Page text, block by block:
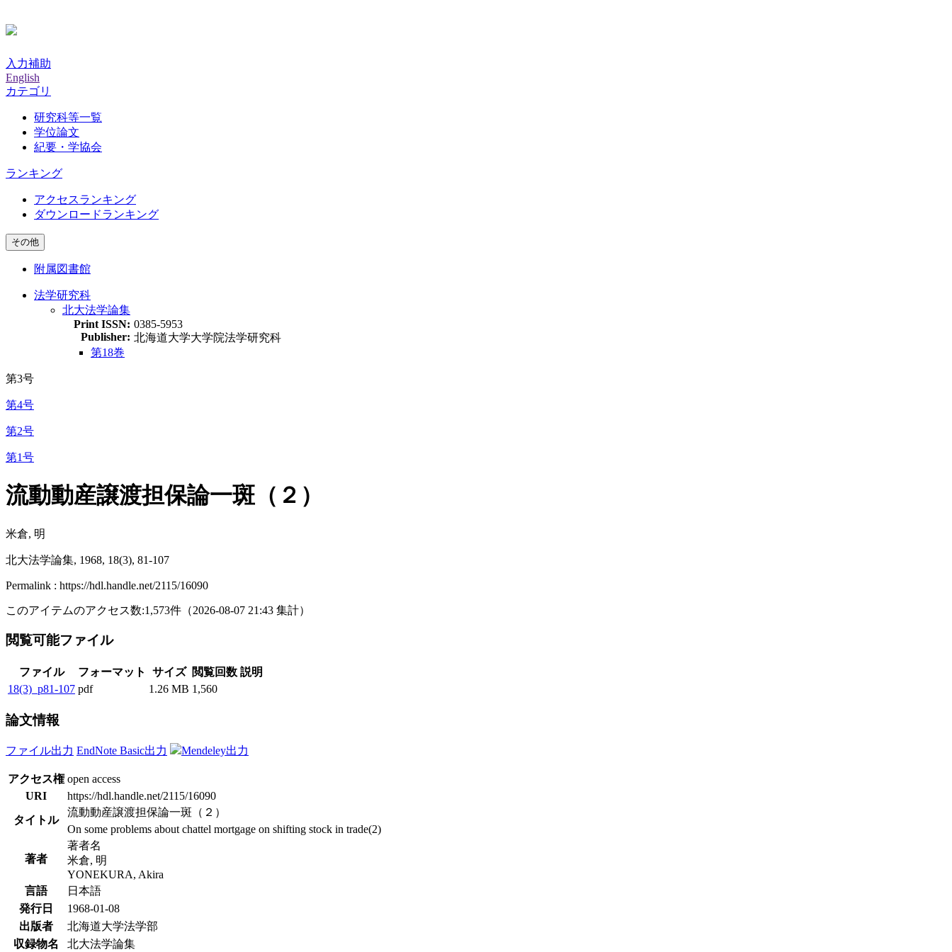
入力補助
English
カテゴリ
研究科等一覧
学位論文
紀要・学協会
ランキング
アクセスランキング
ダウンロードランキング
その他
附属図書館
法学研究科
北大法学論集
Print ISSN: 0385-5953
Publisher: 北海道大学大学院法学研究科
第18巻
第3号
第4号
第2号
第1号
流動動産譲渡担保論一斑（２）
米倉, 明
北大法学論集, 1968, 18(3), 81-107
Permalink : https://hdl.handle.net/2115/16090
このアイテムのアクセス数:1,573件 （2026-08-07 21:43 集計）
閲覧可能ファイル
ファイル フォーマット サイズ 閲覧回数 説明
18(3)_p81-107 pdf 1.26 MB 1,560
論文情報
ファイル出力 EndNote Basic出力 Mendeley出力
アクセス権 open access
URI
https://hdl.handle.net/2115/16090
タイトル
流動動産譲渡担保論一斑（２）
On some problems about chattel mortgage on shifting stock in trade(2)
著者
著者名
米倉, 明
YONEKURA, Akira
言語
日本語
発行日
1968-01-08
出版者
北海道大学法学部
収録物名
北大法学論集